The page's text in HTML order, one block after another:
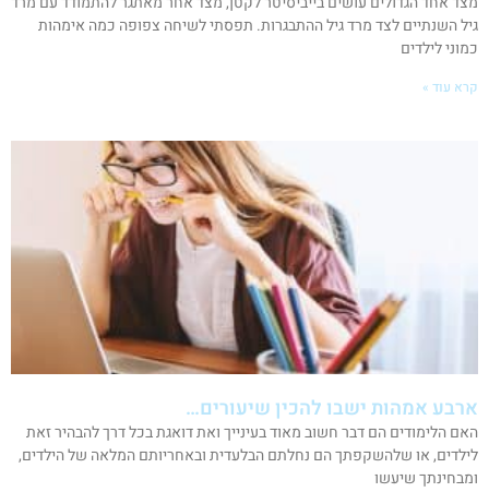
גיל השנתיים לצד מרד גיל ההתבגרות. תפסתי לשיחה צפופה כמה אימהות
כמוני לילדים
קרא עוד »
ארבע אמהות ישבו להכין שיעורים…
האם הלימודים הם דבר חשוב מאוד בעינייך ואת דואגת בכל דרך להבהיר זאת
לילדים, או שלהשקפתך הם נחלתם הבלעדית ובאחריותם המלאה של הילדים,
ומבחינתך שיעשו